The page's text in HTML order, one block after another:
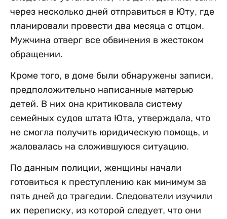
через несколько дней отправиться в Юту, где
планировали провести два месяца с отцом.
Мужчина отверг все обвинения в жестоком
обращении.
Кроме того, в доме были обнаружены записи,
предположительно написанные матерью
детей. В них она критиковала систему
семейных судов штата Юта, утверждала, что
не смогла получить юридическую помощь, и
жаловалась на сложившуюся ситуацию.
По данным полиции, женщины начали
готовиться к преступлению как минимум за
пять дней до трагедии. Следователи изучили
их переписку, из которой следует, что они